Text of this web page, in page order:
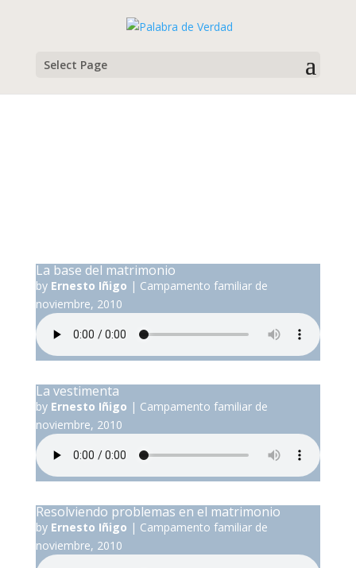
Select Page
La base del matrimonio
by Ernesto Iñigo | Campamento familiar de
noviembre, 2010
La vestimenta
by Ernesto Iñigo | Campamento familiar de
noviembre, 2010
Resolviendo problemas en el matrimonio
by Ernesto Iñigo | Campamento familiar de
noviembre, 2010